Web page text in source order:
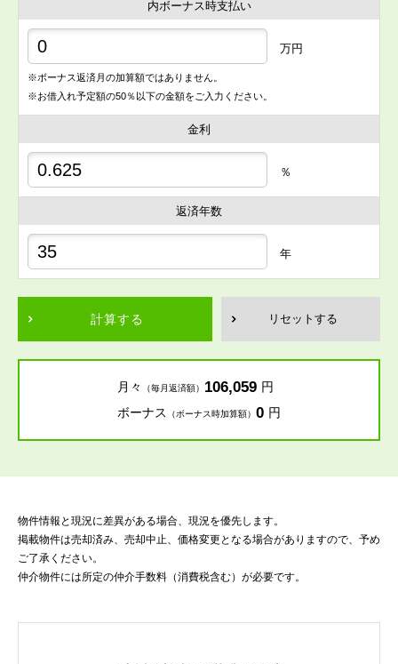
内ボーナス時支払い
万円
※ボーナス返済月の加算額ではありません。
※お借入れ予定額の50％以下の金額をご入力ください。
金利
％
返済年数
年
計算する リセットする
月々 （毎月返済額） 106,059 円
ボーナス
（ボーナス時加算額） 0 円
物件情報と現況に差異がある場合、現況を優先します。
掲載物件は売却済み、売却中止、価格変更となる場合がありますので、予め
ご了承ください。
仲介物件には所定の仲介手数料（消費税含む）が必要です。